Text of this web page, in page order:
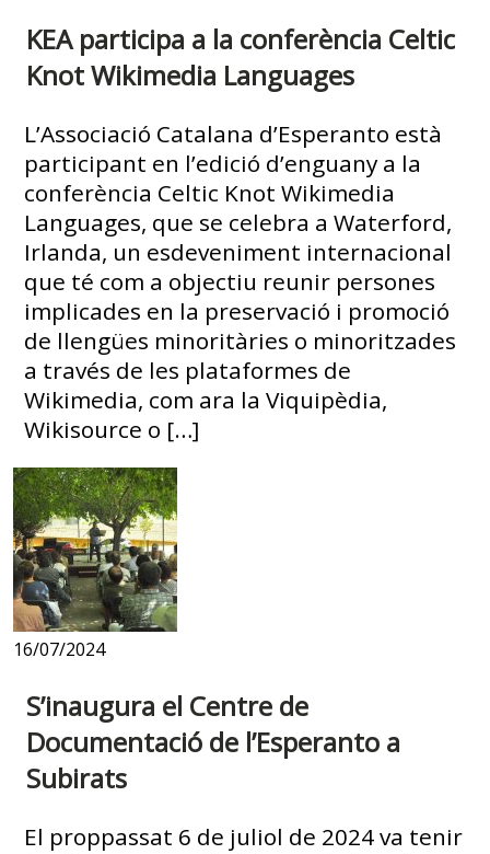
KEA participa a la conferència Celtic
Knot Wikimedia Languages
L’Associació Catalana d’Esperanto està
participant en l’edició d’enguany a la
conferència Celtic Knot Wikimedia
Languages, que se celebra a Waterford,
Irlanda, un esdeveniment internacional
que té com a objectiu reunir persones
implicades en la preservació i promoció
de llengües minoritàries o minoritzades
a través de les plataformes de
Wikimedia, com ara la Viquipèdia,
Wikisource o […]
16/07/2024
S’inaugura el Centre de
Documentació de l’Esperanto a
Subirats
El proppassat 6 de juliol de 2024 va tenir